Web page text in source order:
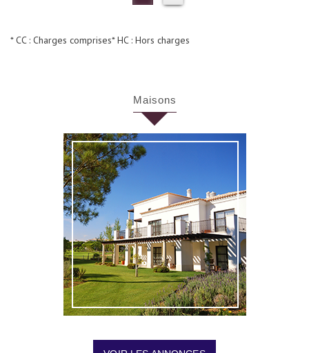
* CC : Charges comprises* HC : Hors charges
Maisons